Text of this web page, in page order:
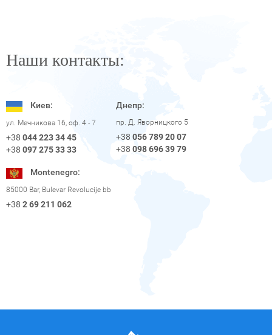
Наши контакты:
Киев:
ул. Мечникова 16, оф. 4 - 7
+38 044 223 34 45
+38 097 275 33 33
Днепр:
пр. Д. Яворницкого 5
+38 056 789 20 07
+38 098 696 39 79
Montenegro:
85000 Bar, Bulevar Revolucije bb
+38 2 69 211 062